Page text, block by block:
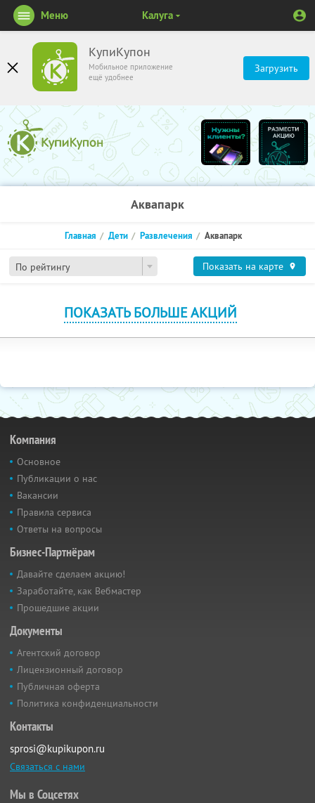
КупиКупон
Мобильное приложение
ещё удобнее
Загрузить
Меню Калуга
Аквапарк
По рейтингу
Главная Дети Развлечения Аквапарк
Показать на карте
ПОКАЗАТЬ БОЛЬШЕ АКЦИЙ
Компания
Основное
Публикации о нас
Вакансии
Правила сервиса
Ответы на вопросы
Бизнес-Партнёрам
Давайте сделаем акцию!
Заработайте, как Вебмастер
Прошедшие акции
Документы
Агентский договор
Лицензионный договор
Публичная оферта
Политика конфиденциальности
Контакты
sprosi@kupikupon.ru
Связаться с нами
Мы в Соцсетях